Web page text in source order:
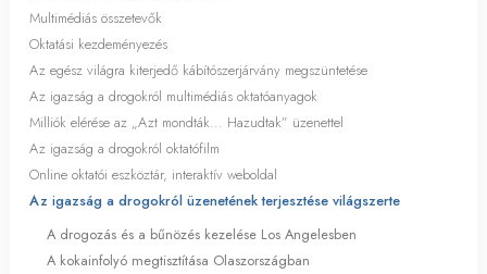
Multimédiás összetevők
Oktatási kezdeményezés
Az egész világra kiterjedő kábítószerjárvány megszüntetése
Az igazság a drogokról multimédiás oktatóanyagok
Milliók elérése az „Azt mondták... Hazudtak” üzenettel
Az igazság a drogokról oktatófilm
Online oktatói eszköztár, interaktív weboldal
Az igazság a drogokról üzenetének terjesztése világszerte
A drogozás és a bűnözés kezelése Los Angelesben
A kokainfolyó megtisztítása Olaszországban